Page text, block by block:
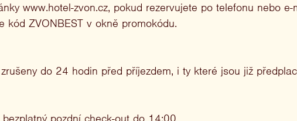
www.hotel-zvon.cz, pokud rezervujete po telefonu nebo
kód ZVONBEST v okně promokódu.
do 24 hodin před příjezdem, i ty které jsou již